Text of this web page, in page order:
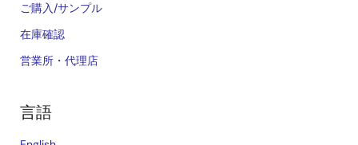
ご購入/サンプル
在庫確認
営業所・代理店
言語